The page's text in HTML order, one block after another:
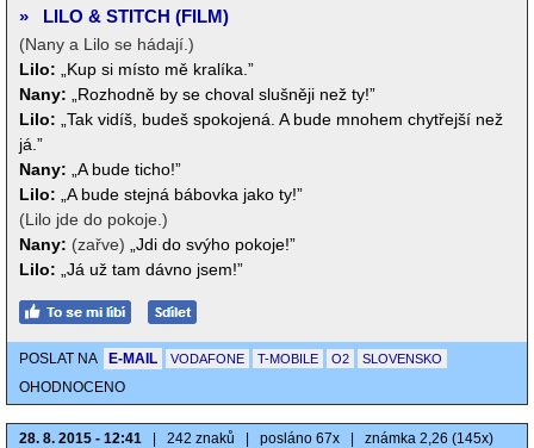
» LILO & STITCH (FILM)
(Nany a Lilo se hádají.)
Lilo:
„Kup si místo mě kralíka.”
Nany:
„Rozhodně by se choval slušněji než ty!”
Lilo:
„Tak vidíš, budeš spokojená. A bude mnohem chytřejší než
já.”
Nany:
„A bude ticho!”
Lilo:
„A bude stejná bábovka jako ty!”
(Lilo jde do pokoje.)
Nany: (zařve)
„Jdi do svýho pokoje!”
Lilo:
„Já už tam dávno jsem!”
POSLAT NA E-MAIL VODAFONE T-MOBILE O2 SLOVENSKO
OHODNOCENO
28. 8. 2015 - 12:41 242 znaků posláno 67x známka 2,26 (145x)